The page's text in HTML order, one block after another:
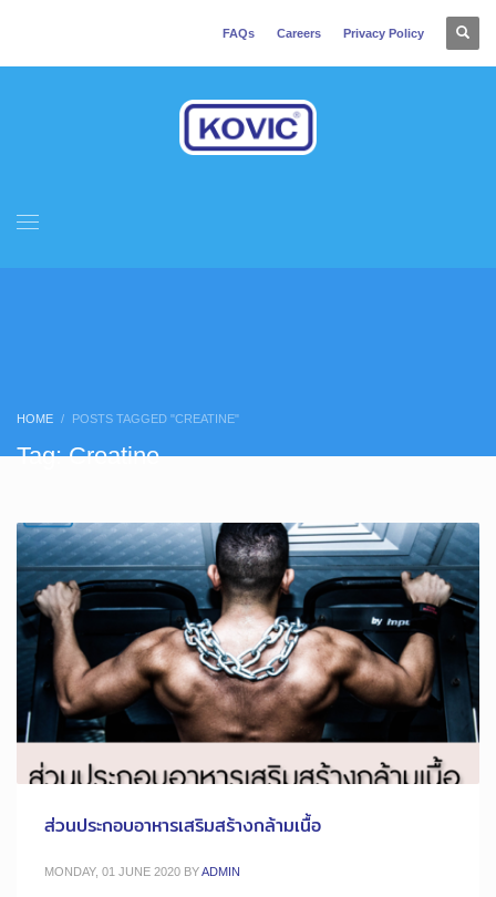
FAQs Careers Privacy Policy
HOME POSTS TAGGED "CREATINE"
Tag: Creatine
ส่วนประกอบอาหารเสริมสร้างกล้ามเนื้อ
MONDAY, 01 JUNE 2020 BYADMIN